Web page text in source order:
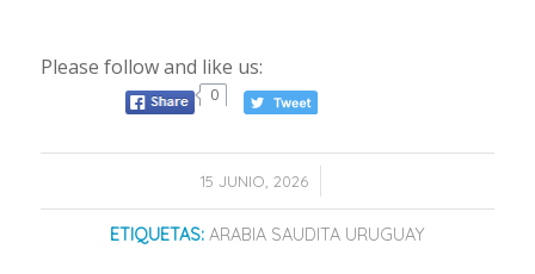
Please follow and like us:
0
15 JUNIO, 2026
/
ETIQUETAS: ARABIA SAUDITA URUGUAY